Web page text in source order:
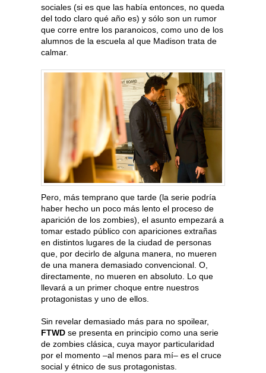
sociales (si es que las había entonces, no queda
del todo claro qué año es) y sólo son un rumor
que corre entre los paranoicos, como uno de los
alumnos de la escuela al que Madison trata de
calmar.
Pero, más temprano que tarde (la serie podría
haber hecho un poco más lento el proceso de
aparición de los zombies), el asunto empezará a
tomar estado público con apariciones extrañas
en distintos lugares de la ciudad de personas
que, por decirlo de alguna manera, no mueren
de una manera demasiado convencional. O,
directamente, no mueren en absoluto. Lo que
llevará a un primer choque entre nuestros
protagonistas y uno de ellos.
Sin revelar demasiado más para no spoilear,
FTWD se presenta en principio como una serie
de zombies clásica, cuya mayor particularidad
por el momento –al menos para mí– es el cruce
social y étnico de sus protagonistas.